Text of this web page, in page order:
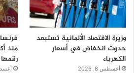
وزيرة الاقتصاد الألمانية تستبعد
حدوث انخفاض في أسعار
الكهرباء
أغسطس 8, 2026
منذ
رقمها
أغسطس